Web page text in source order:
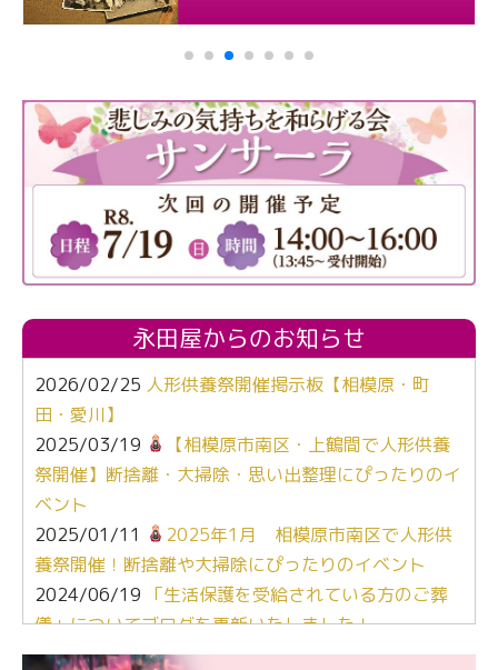
永田屋からのお知らせ
2026/02/25 人形供養祭開催掲示板【相模原・町
田・愛川】
2025/03/19
【相模原市南区・上鶴間で人形供養
祭開催】断捨離・大掃除・思い出整理にぴったりのイ
ベント
2025/01/11
2025年1月 相模原市南区で人形供
養祭開催！断捨離や大掃除にぴったりのイベント
2024/06/19 「生活保護を受給されている方のご葬
儀」についてブログを更新いたしました！
2024/03/06【終活なるほど教室】「マンガで学